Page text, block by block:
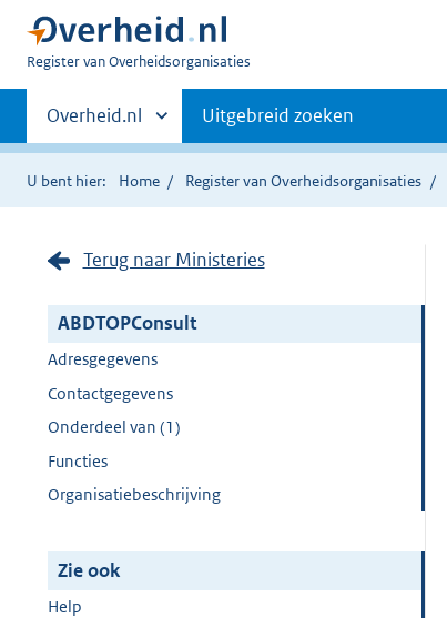
U
Register van Overheidsorganisaties
Primaire
navigatie
Andere
sites
binnen
Overheid.nl Uitgebreid zoeken
U bent hier: Home Register van Overheidsorganisaties
Terug naar Ministeries
ABDTOPConsult
Adresgegevens
Contactgegevens
Onderdeel van (1)
Functies
Organisatiebeschrijving
Zie ook
Help